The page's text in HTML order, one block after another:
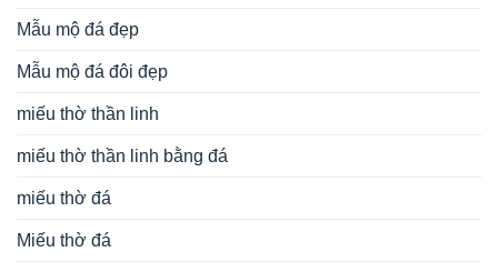
Mẫu mộ đá đẹp
Mẫu mộ đá đôi đẹp
miếu thờ thần linh
miếu thờ thần linh bằng đá
miếu thờ đá
Miếu thờ đá